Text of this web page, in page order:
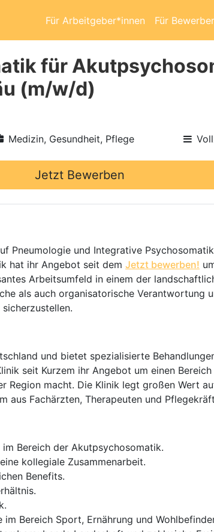
Für Arbeitgeber*innen Für
für
(m/w/d)
Medizin, Gesundheit, Pflege
Jetzt Bewerben
Pneumologie und Integrative
hat ihr Angebot seit dem Jetzt bewerben!
Arbeitsumfeld in einem der
als auch organisatorische Verantwortung
und bietet spezialisierte
seit Kurzem ihr Angebot um einen
macht. Die Klinik legt großen Wert
aus Fachärzten, Therapeuten und
Bereich der Akutpsychosomatik.
kollegiale Zusammenarbeit.
Benefits.
Bereich Sport, Ernährung und